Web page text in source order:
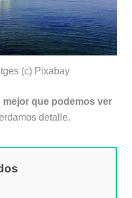
(c) Pixabay
mejor que podemos ver
detalle.